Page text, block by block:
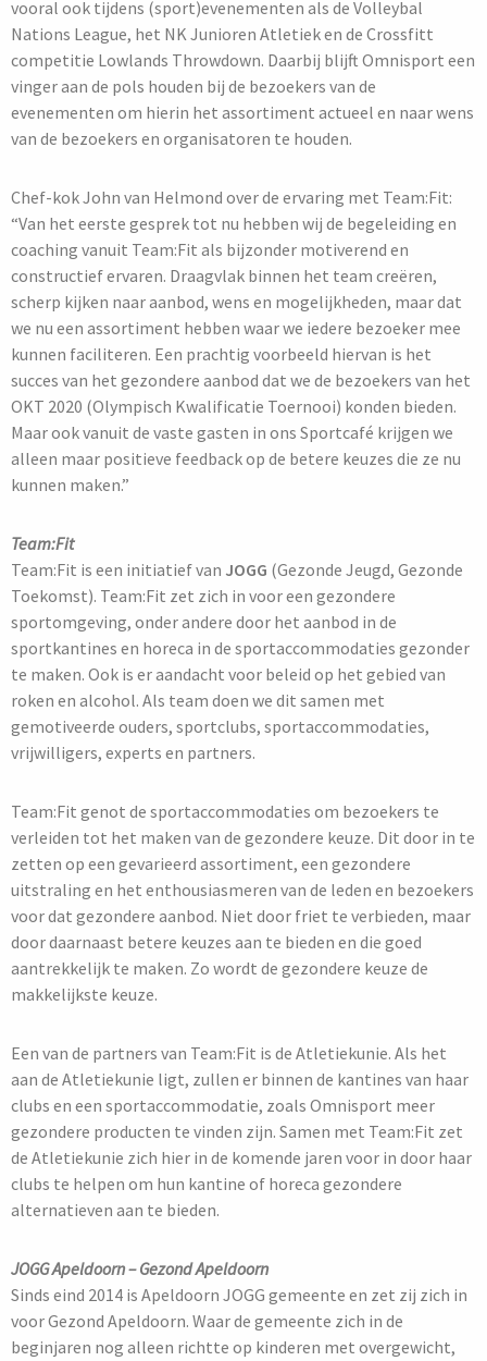
vooral ook tijdens (sport)evenementen als de Volleybal
Nations League, het NK Junioren Atletiek en de Crossfitt
competitie Lowlands Throwdown. Daarbij blijft Omnisport een
vinger aan de pols houden bij de bezoekers van de
evenementen om hierin het assortiment actueel en naar wens
van de bezoekers en organisatoren te houden.
Chef-kok John van Helmond over de ervaring met Team:Fit:
“Van het eerste gesprek tot nu hebben wij de begeleiding en
coaching vanuit Team:Fit als bijzonder motiverend en
constructief ervaren. Draagvlak binnen het team creëren,
scherp kijken naar aanbod, wens en mogelijkheden, maar dat
we nu een assortiment hebben waar we iedere bezoeker mee
kunnen faciliteren. Een prachtig voorbeeld hiervan is het
succes van het gezondere aanbod dat we de bezoekers van het
OKT 2020 (Olympisch Kwalificatie Toernooi) konden bieden.
Maar ook vanuit de vaste gasten in ons Sportcafé krijgen we
alleen maar positieve feedback op de betere keuzes die ze nu
kunnen maken.”
Team:Fit
Team:Fit is een initiatief van JOGG (Gezonde Jeugd, Gezonde
Toekomst). Team:Fit zet zich in voor een gezondere
sportomgeving, onder andere door het aanbod in de
sportkantines en horeca in de sportaccommodaties gezonder
te maken. Ook is er aandacht voor beleid op het gebied van
roken en alcohol. Als team doen we dit samen met
gemotiveerde ouders, sportclubs, sportaccommodaties,
vrijwilligers, experts en partners.
Team:Fit genot de sportaccommodaties om bezoekers te
verleiden tot het maken van de gezondere keuze. Dit door in te
zetten op een gevarieerd assortiment, een gezondere
uitstraling en het enthousiasmeren van de leden en bezoekers
voor dat gezondere aanbod. Niet door friet te verbieden, maar
door daarnaast betere keuzes aan te bieden en die goed
aantrekkelijk te maken. Zo wordt de gezondere keuze de
makkelijkste keuze.
Een van de partners van Team:Fit is de Atletiekunie. Als het
aan de Atletiekunie ligt, zullen er binnen de kantines van haar
clubs en een sportaccommodatie, zoals Omnisport meer
gezondere producten te vinden zijn. Samen met Team:Fit zet
de Atletiekunie zich hier in de komende jaren voor in door haar
clubs te helpen om hun kantine of horeca gezondere
alternatieven aan te bieden.
JOGG Apeldoorn – Gezond Apeldoorn
Sinds eind 2014 is Apeldoorn JOGG gemeente en zet zij zich in
voor Gezond Apeldoorn. Waar de gemeente zich in de
beginjaren nog alleen richtte op kinderen met overgewicht,